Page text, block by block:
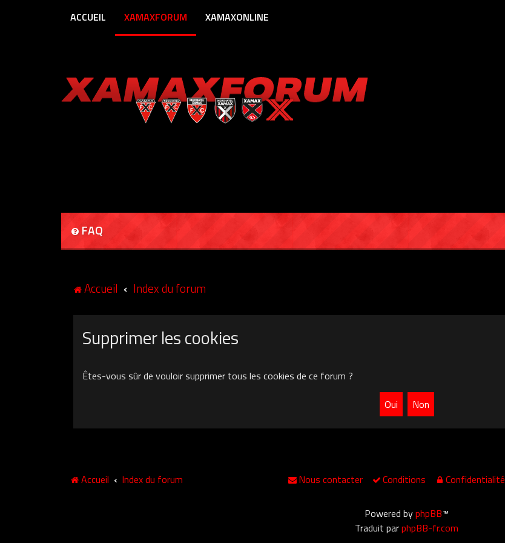
ACCUEIL XAMAXFORUM XAMAXONLINE
FAQ
Accueil Index du forum
Supprimer les cookies
Êtes-vous sûr de vouloir supprimer tous les cookies de ce forum ?
Accueil Index du forum Confidentialité
Conditions
Nous contacter
Powered byphpBB™
Traduit parphpBB-fr.com